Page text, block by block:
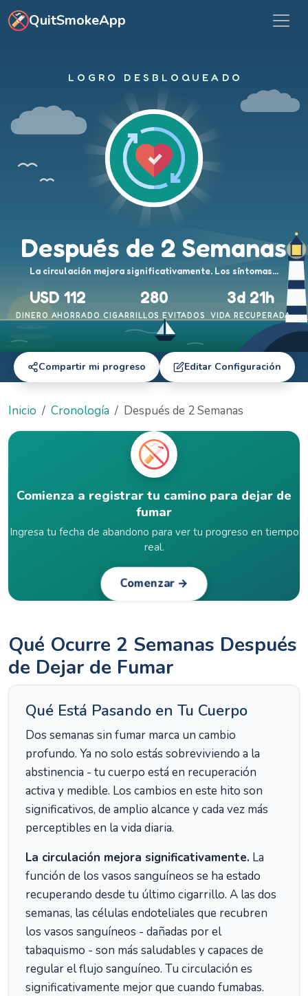
Ir al contenido principal
QuitSmokeApp
LOGRO DESBLOQUEADO
Después de 2 Semanas
La circulación mejora significativamente. Los síntomas…
USD 112 280 3d 21h
DINERO AHORRADO CIGARRILLOS EVITADOS VIDA RECUPERADA
Compartir mi progreso Editar Configuración
Inicio Cronología Después de 2 Semanas
Comienza a registrar tu camino para dejar de
fumar
Ingresa tu fecha de abandono para ver tu progreso en tiempo
real.
Comenzar →
Qué Ocurre 2 Semanas Después
de Dejar de Fumar
Qué Está Pasando en Tu Cuerpo
Dos semanas sin fumar marca un cambio
profundo. Ya no solo estás sobreviviendo a la
abstinencia - tu cuerpo está en recuperación
activa y medible. Los cambios en este hito son
significativos, de amplio alcance y cada vez más
perceptibles en la vida diaria.
La circulación mejora significativamente. La
función de los vasos sanguíneos se ha estado
recuperando desde tu último cigarrillo. A las dos
semanas, las células endoteliales que recubren
los vasos sanguíneos - dañadas por el
tabaquismo - son más saludables y capaces de
regular el flujo sanguíneo. Tu circulación es
significativamente mejor que cuando fumabas.